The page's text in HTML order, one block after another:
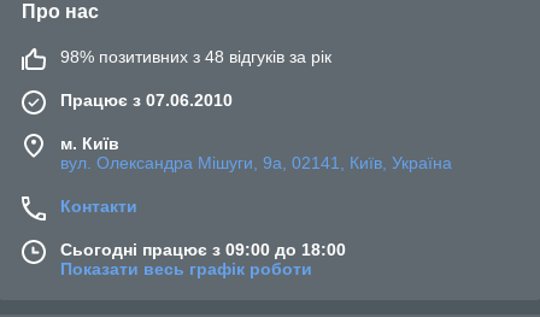
Про нас
98% позитивних з 48 відгуків за рік
Працює з 07.06.2010
м. Київ
вул. Олександра Мішуги, 9а, 02141, Київ, Україна
Контакти
Сьогодні працює з 09:00 до 18:00
Показати весь графік роботи